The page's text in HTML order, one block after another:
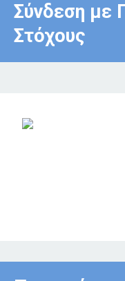
Σύνδεση με
Στόχους